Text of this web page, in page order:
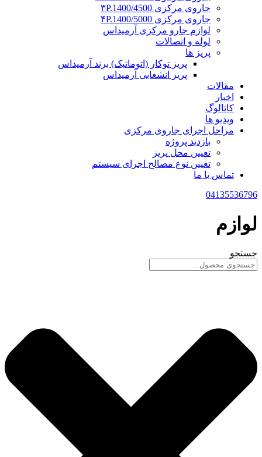
جاروی مرکزی ۳P.1400/4500
جاروی مرکزی ۴P.1400/5000
لوازم جارو مرکزی آرمیداس
لوله و اتصالات
پریز ها
پریز توکار (اتوماتیک) برند آرمیداس
پریز انشعابی آرمیداس
مقالات
اخبار
کاتالوگ
ویدیو ها
مراحل اجرای جاروی مرکزی
بازدید پروژه
تعیین محل پریز
تعیین نوع مصالح اجرای سیستم
تماس با ما
04135536796
لوازم
جستجو